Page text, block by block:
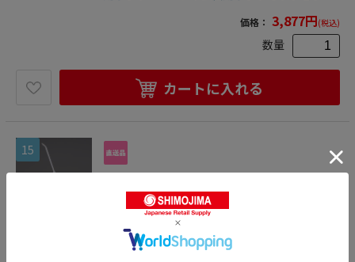
価格： 3,877円(税込)
数量
カートに入れる
15
鉛ダイカスト製) 1個（ご注文単位1個）【直送
品】
ドラム缶用ポンプオプション
●容量…300ml●ノズル長…165mm●材質…本体：亜鉛ダイ